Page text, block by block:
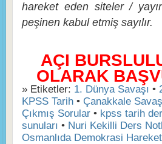
hareket eden siteler /
peşinen kabul etmiş sayılır.
AÇI
OLARAK
» Etiketler: 1. Dünya Savaşı •
KPSS Tarih • Çanakkale
Çıkmış Sorular • kpss tarih
sunuları • Nuri Kekilli Ders
Osmanlıda Demokrasi